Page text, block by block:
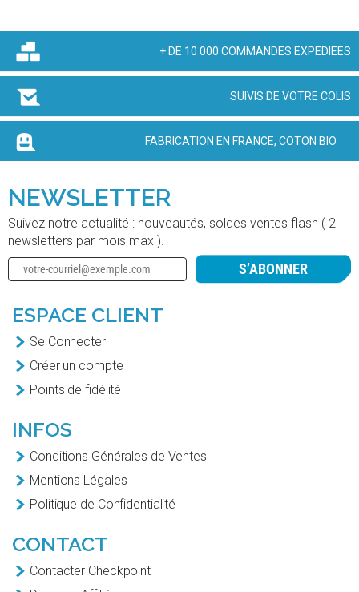
+ DE 10 000 COMMANDES EXPEDIEES
SUIVIS DE VOTRE COLIS
FABRICATION EN FRANCE, COTON BIO
NEWSLETTER
Suivez notre actualité : nouveautés, soldes ventes flash ( 2
newsletters par mois max ).
S’ABONNER
ESPACE CLIENT
Se Connecter
Créer un compte
Points de fidélité
INFOS
Conditions Générales de Ventes
Mentions Légales
Politique de Confidentialité
CONTACT
Contacter Checkpoint